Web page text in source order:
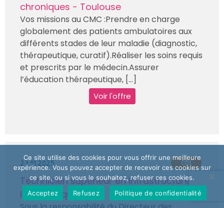
chroniques - Toulouse
Vos missions au CMC :Prendre en charge
globalement des patients ambulatoires aux
différents stades de leur maladie (diagnostic,
thérapeutique, curatif).Réaliser les soins requis
et prescrits par le médecin.Assurer
l’éducation thérapeutique, [...]
Voir l'offre
27.11.2025 CDI
Technicien supérieur en Infrastructure
Informatique H/F
Ce site utilise des cookies pour vous offrir une meilleure
expérience. Vous pouvez accepter de recevoir ces cookies sur
ce site, ou si vous le souhaitez, refuser ces cookies.
Acceptez
Refusez Politique de confidentialité